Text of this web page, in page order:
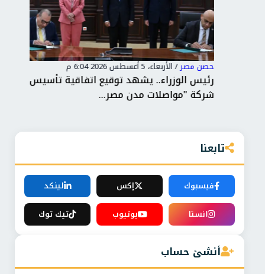
حصن مصر/الأربعاء، 5 أغسطس 2026 6:04 م
رئيس الوزراء.. يشهد توقيع اتفاقية تأسيس
شركة "مواصلات مدن مصر...
تابعنا
فيسبوك إكس
لينكد
انستا
يوتيوب تيك توك
أنشئ حساب